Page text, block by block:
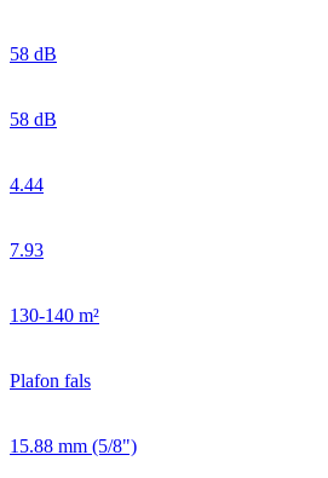
58 dB
58 dB
4.44
7.93
130-140 m²
Plafon fals
15.88 mm (5/8")